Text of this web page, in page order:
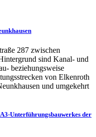
287 zwischen
sind Kanal- und
beziehungsweise
von Elkenroth
und umgekehrt
Unterführungsbauwerkes der